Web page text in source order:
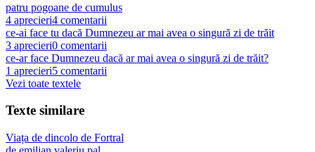
patru pogoane de cumulus
4 aprecieri4 comentarii
ce-ai face tu dacă Dumnezeu ar mai avea o singură zi de trăit
3 aprecieri0 comentarii
ce-ar face Dumnezeu dacă ar mai avea o singură zi de trăit?
1 aprecieri5 comentarii
Vezi toate textele
Texte similare
Viața de dincolo de Fortral